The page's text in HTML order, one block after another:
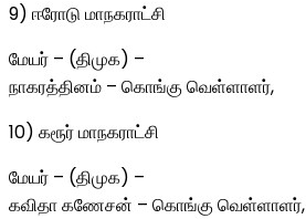
9) ஈரோடு மாநகராட்சி
மேயர் – (திமுக) –
நாகரத்தினம் – கொங்கு வெள்ளாளர்,
10) கரூர் மாநகராட்சி
மேயர் – (திமுக) –
கவிதா கணேசன் – கொங்கு வெள்ளாளர்,